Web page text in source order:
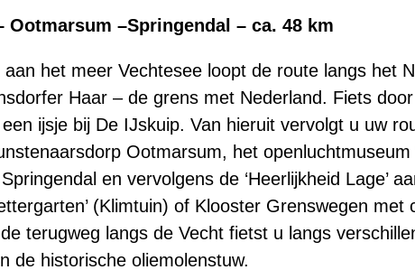
Ootmarsum –Springendal – ca. 48 km
het meer Vechtesee loopt de route langs het
Haar – de grens met Nederland. Fiets
ijsje bij De IJskuip. Van hieruit vervolgt u uw
Ootmarsum, het openluchtmuseum
en vervolgens de ‘Heerlijkheid Lage’
(Klimtuin) of Klooster Grenswegen met
terugweg langs de Vecht fietst u langs
de historische oliemolenstuw.